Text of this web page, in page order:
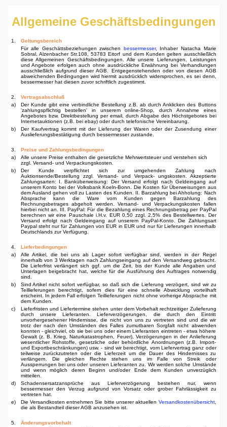
Allgemeine Geschäftsbedingungen
1.
Geltungsbereich
Für alle Geschättsbeziehungen zwischen bessermesser, Inhaber Natacha Marie
Sobral, Alzenbacher Str.108, 53783 Eitorf und dem Kunden gelten ausschließlich
diese Allgemeinen Geschäftsbedingungen. Alle unsere Lieferungen, Leistungen
und Angebote erfolgen auch ohne ausdrückliche Erwähnung bei Verhandlungen
ausschließlich aufgrund dieser AGB. Entgegen­stehenden oder von diesen AGB
abweichenden Bedingungen wird hiermit ausdrücklich wider­sprochen, es sei denn,
bessermesser hat diesen zuvor schriftlich zugestimmt.
2.
Vertragsabschluß
a)
Der Kunde gibt eine verbindliche Bestellung z.B. ab durch Anklicken des Buttons
'zahlungspflichtig bestellen' in unserem online-Shop, durch Annahme eines
Angebotes bzw. Direktbestellung per email, durch Abgabe des Höchstgebotes bei
Internetauktionen (z.B. bei ebay) oder durch telefoni­sche Vereinbarung.
b)
Der Kaufvertrag kommt mit der Lieferung der Waren oder der Zusendung einer
Auslieferungsbe­stätigung durch bessermesser zustande.
3.
Preise und Zahlungsbedingungen
a)
Alle unsere Preise enthalten die gesetzliche Mehrwertsteuer und verstehen sich
zzgl. Versand- und Verpackungskosten.
b)
Der Kunde verpflichtet sich zur umgehenden Zahlung nach
Auktionsende/Bestellung zzgl. Versand- und Verpack- ungskosten. Akzeptierte
Zahlungsarten: I. Banküberweisung: Der Versand erfolgt nach Geldeingang auf
unserem Konto bei der Volksbank Koeln-Bonn. Die Kosten für Überweisun­gen aus
dem Ausland gehen voll zu Lasten des Kunden. II. Barzahlung bei Ahholung: Nach
Ab­sprache kann die Ware vom Kunden gegen Barzahlung des
Rechnungsbetrages abgeholt werden. Versand- und Verpackungskosten fallen
hierbei nicht an. III. PayPal: Für die Bezahlung eines Rechnungsbetrag per PayPal
berechnen wir eine Pauschale i.H.v. EUR 0,50 zzgl. 2,5% des Bestellwertes. Der
Versand erfolgt nach Geldeingang auf unserem PayPal-Konto. Die Zahlungsart
Paypal steht nur für Zahlungen von EUR in EUR und nur für Lieferungen innerhalb
Deutschlands zur Verfügung.
4.
Lieferbedingungen
a)
Alle Artikel, die bei uns ab Lager sofort verfügbar sind, werden in der Regel
innerhalb von 3 Werktagen nach Zahlungseingang auf den Versandweg gebracht.
Die Lieferfrist verlängert sich ggf. um die Zeit, bis der Kunde alle Angaben und
Unterlagen beigebracht hat, welche für die Ausführung des Auftrages notwendig
sind.
b)
Sind Artikel nicht sofort verfügbar, so daß sich die Lieferung verzögert, sind wir zu
Teillieferungen berechtigt, sofern dies für eine schnelle Abwicklung vorteilhaft
erscheint. In jedem Fall erfolgen Teillieferungen nicht ohne vorherige Absprache mit
dem Kunden.
c)
Lieferfristen und Liefertermine stehen unter dem Vorbehalt rechtzeitiger Zulieferung
durch unsere Lieferanten. Lieferverzögerungen, die durch den Eintritt
unvorhergesehener Hindernisse, die nicht von uns zu vertreten sind und die wir
trotz der nach den Umständen des Falles zumutbaren Sorgfalt nicht abwenden
konnten - gleichviel, ob sie bei uns oder einem Lieferanten eintreten - etwa höhere
Gewalt (z. B. Krieg, Naturkatastrophen, Feuer), Verzögerungen in der Anlieferung
wesentlicher Roh­stoffe, gesetzliche oder behördliche Anordnungen (z.B. Import-
und Exportbeschränkungen) usw. - sind wir berechtigt, vom Liefervertrag ganz oder
teilweise zurückzutreten oder die Lieferzeit um die Dauer des Hindernisses zu
verlängern. Die gleichen Rechte stehen uns im Falle von Streik oder
Aussperrungen bei uns oder unseren Lieferanten zu. Wir werden solche Umstände
und wenn möglich deren Beginn und/oder Ende dem Kunden unverzüglich
mitteilen.
d)
Schadensersatzansprüche aus Lieferverzögerung bestehen nur, wenn
bessermesser den Verzug aufgrund von Vorsatz oder grober Fahrlässigkeit zu
vertreten hat.
e)
Die Versandkosten entnehmen Sie bitte unserer aktuellen Versandkostenübersicht,
die als Bestandteil dieser AGB anzusehen ist.
5.
Änderungsvorbehalt